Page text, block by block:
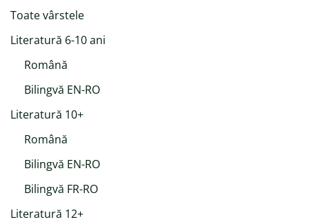
Toate vârstele
Literatură 6-10 ani
Română
Bilingvă EN-RO
Literatură 10+
Română
Bilingvă EN-RO
Bilingvă FR-RO
Literatură 12+